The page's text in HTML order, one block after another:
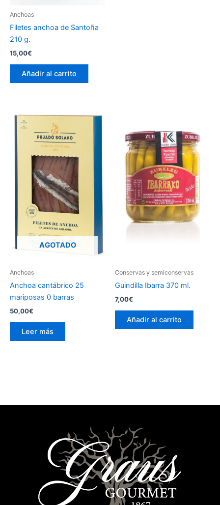
Anchoas
Filetes anchoa de Santoña
210 g.
15,00€
Añadir al carrito
AGOTADO
Anchoas
Anchoa cantábrico 25
mariposas 0 barras
50,00€
Leer más
Conservas y semiconservas
Guindilla Ibarra 370 ml.
7,00€
Añadir al carrito